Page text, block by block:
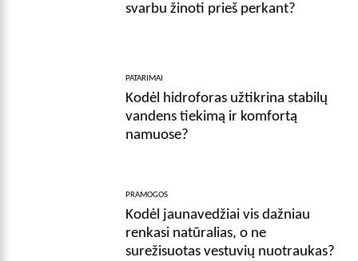
svarbu žinoti prieš perkant?
PATARIMAI
Kodėl hidroforas užtikrina stabilų
vandens tiekimą ir komfortą
namuose?
PRAMOGOS
Kodėl jaunavedžiai vis dažniau
renkasi natūralias, o ne
surežisuotas vestuvių nuotraukas?